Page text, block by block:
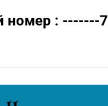
номер : -------